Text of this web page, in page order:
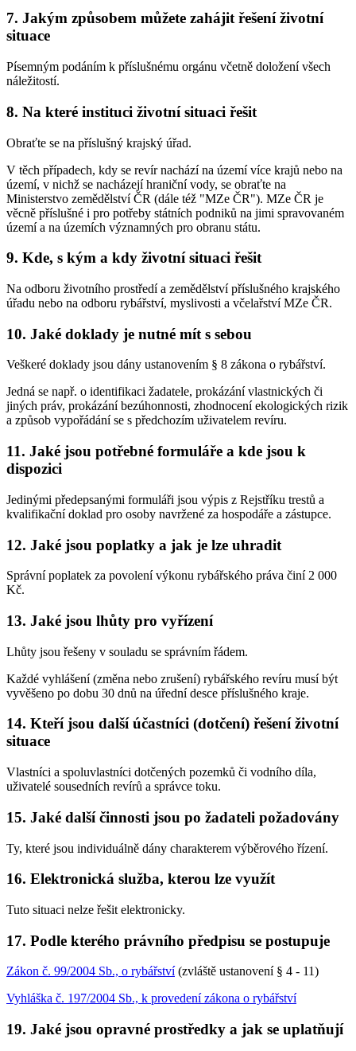
7. Jakým způsobem můžete zahájit řešení životní
situace
Písemným podáním k příslušnému orgánu včetně doložení všech
náležitostí.
8. Na které instituci životní situaci řešit
Obraťte se na příslušný krajský úřad.
V těch případech, kdy se revír nachází na území více krajů nebo na
území, v nichž se nacházejí hraniční vody, se obraťte na
Ministerstvo zemědělství ČR (dále též "MZe ČR"). MZe ČR je
věcně příslušné i pro potřeby státních podniků na jimi spravovaném
území a na územích významných pro obranu státu.
9. Kde, s kým a kdy životní situaci řešit
Na odboru životního prostředí a zemědělství příslušného krajského
úřadu nebo na odboru rybářství, myslivosti a včelařství MZe ČR.
10. Jaké doklady je nutné mít s sebou
Veškeré doklady jsou dány ustanovením § 8 zákona o rybářství.
Jedná se např. o identifikaci žadatele, prokázání vlastnických či
jiných práv, prokázání bezúhonnosti, zhodnocení ekologických rizik
a způsob vypořádání se s předchozím uživatelem revíru.
11. Jaké jsou potřebné formuláře a kde jsou k
dispozici
Jedinými předepsanými formuláři jsou výpis z Rejstříku trestů a
kvalifikační doklad pro osoby navržené za hospodáře a zástupce.
12. Jaké jsou poplatky a jak je lze uhradit
Správní poplatek za povolení výkonu rybářského práva činí 2 000
Kč.
13. Jaké jsou lhůty pro vyřízení
Lhůty jsou řešeny v souladu se správním řádem.
Každé vyhlášení (změna nebo zrušení) rybářského revíru musí být
vyvěšeno po dobu 30 dnů na úřední desce příslušného kraje.
14. Kteří jsou další účastníci (dotčení) řešení životní
situace
Vlastníci a spoluvlastníci dotčených pozemků či vodního díla,
uživatelé sousedních revírů a správce toku.
15. Jaké další činnosti jsou po žadateli požadovány
Ty, které jsou individuálně dány charakterem výběrového řízení.
16. Elektronická služba, kterou lze využít
Tuto situaci nelze řešit elektronicky.
17. Podle kterého právního předpisu se postupuje
Zákon č. 99/2004 Sb., o rybářství(zvláště ustanovení § 4 - 11)
Vyhláška č. 197/2004 Sb., k provedení zákona o rybářství
19. Jaké jsou opravné prostředky a jak se uplatňují